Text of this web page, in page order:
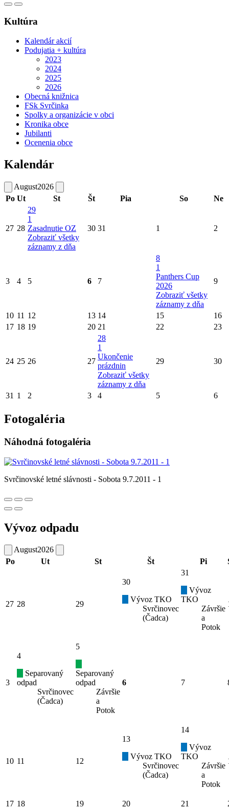
Kultúra
Kalendár akcií
Podujatia + kultúra
2023
2024
2025
2026
Obecná knižnica
FSk Svrčinka
Spolky a organizácie v obci
Kronika obce
Jubilanti
Ocenenia obce
Kalendár
August2026
Po Ut St Št Pia So Ne
27 28
29
1
Zasadnutie OZ
Zobraziť všetky
záznamy z dňa
30 31 1 2
3 4 5 6 7
8
1
Panthers Cup
2026
Zobraziť všetky
záznamy z dňa
9
10 11 12 13 14 15
16
17 18 19 20 21 22 23
24 25 26 27
28
1
Ukončenie
prázdnin
Zobraziť všetky
záznamy z dňa
29 30
31 1 2 3 4 5 6
Fotogaléria
Náhodná fotogaléria
Svrčinovské letné slávnosti - Sobota 9.7.2011 - 1
Vývoz odpadu
August2026
Po
Ut St Št Pi
27 28 29
30
Vývoz TKO
Svrčinovec
(Čadca)
31
Vývoz
TKO
Závršie
a
Potok
3
4
Separovaný
odpad
Svrčinovec
(Čadca)
5
Separovaný
odpad
Závršie
a
Potok
6 7
10 11 12
13
Vývoz TKO
Svrčinovec
(Čadca)
14
Vývoz
TKO
Závršie
a
Potok
17 18 19 20 21